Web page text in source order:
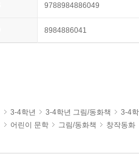
9788984886049
8984886041
3-4학년 3-4학년 그림/동화책
3-4
어린이 문학 그림/동화책 창작동화